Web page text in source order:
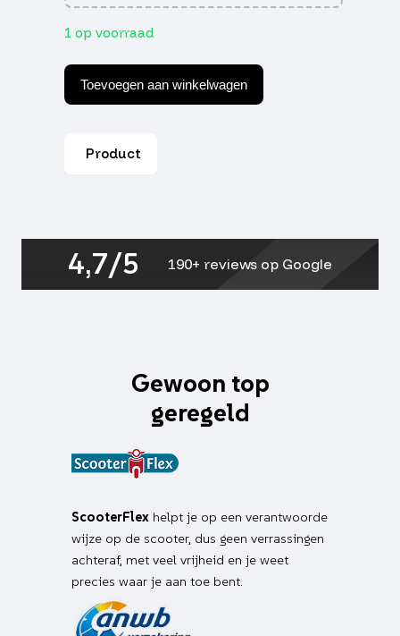
1 op voorraad
35/45mm
gauzy
zilver-
aantal
Toevoegen aan winkelwagen
Product
4,7/5 190+ reviews op Google
Gewoon top
geregeld
ScooterFlex helpt je op een verantwoorde
wijze op de scooter, dus geen verrassingen
achteraf, met veel vrijheid en je weet
precies waar je aan toe bent.